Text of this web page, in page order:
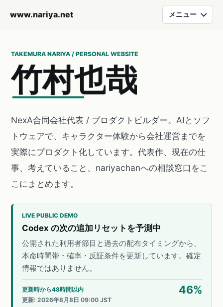
www.nariya.net メニュー
TAKEMURA NARIYA / PERSONAL WEBSITE
竹村也哉
NexA合同会社代表 / プロダクトビルダー。AIとソフ
トウェアで、キャラクター体験から会社運営までを
実際にプロダクト化しています。代表作、現在の仕
事、考えていること、nariyachanへの相談窓口をこ
こにまとめます。
LIVE PUBLIC DEMO
Codex の次の追加リセットを予測中
公開された利用者節目と過去の配布タイミングから、
本命時間帯・確率・反証条件を更新しています。確定
情報ではありません。
更新時から48時間以内 46%
更新:2026年8月8日 09:00 JST